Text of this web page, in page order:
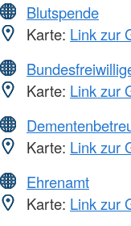
Blutspende
Karte: Link zur
Karte: Link zur
Karte: Link zur
Ehrenamt
Karte: Link zur